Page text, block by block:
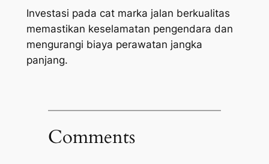
Investasi pada cat marka jalan berkualitas
memastikan keselamatan pengendara dan
mengurangi biaya perawatan jangka
panjang.
Comments